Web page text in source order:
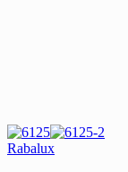
Rabalux